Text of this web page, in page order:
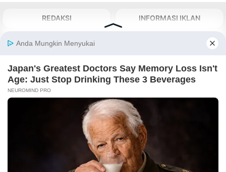
REDAKSI INFORMASI IKLAN
KIRIM KARYA
KIRIM BERITA MEDIA PARTNER
About Our Kabarbaru.co
Kabarbaru.co menyajikan berita aktual dan